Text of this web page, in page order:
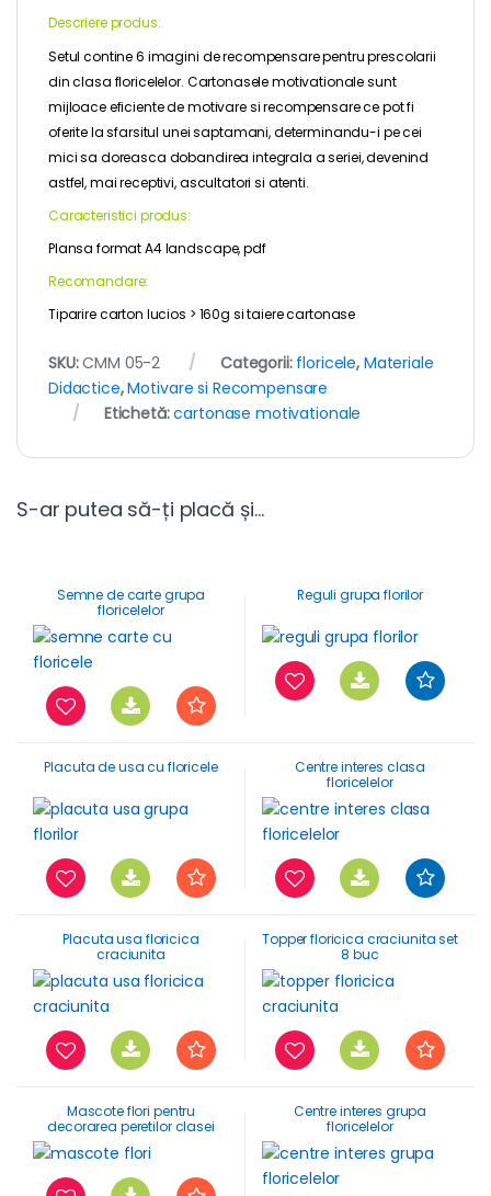
Descriere produs:
Setul contine 6 imagini de recompensare pentru prescolarii
din clasa floricelelor. Cartonasele motivationale sunt
mijloace eficiente de motivare si recompensare ce pot fi
oferite la sfarsitul unei saptamani, determinandu-i pe cei
mici sa doreasca dobandirea integrala a seriei, devenind
astfel, mai receptivi, ascultatori si atenti.
Caracteristici produs:
Plansa format A4 landscape, pdf
Recomandare:
Tiparire carton lucios > 160g si taiere cartonase
SKU:CMM 05-2 Categorii: floricele, Materiale
Didactice,Motivare si Recompensare
Etichetă:cartonase motivationale
S-ar putea să-ți placă și…
Semne de carte grupa
floricelelor
Reguli grupa florilor
Placuta de usa cu floricele
Centre interes clasa
floricelelor
Placuta usa floricica
craciunita
Topper floricica craciunita set
8 buc
Mascote flori pentru
decorarea peretilor clasei
Centre interes grupa
floricelelor